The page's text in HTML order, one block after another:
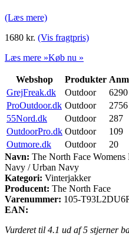
(Læs mere)
1680 kr. (Vis fragtpris)
Læs mere »Køb nu »
Webshop Produkter
GrejFreak.dk
Outdoor 6290
ProOutdoor.dk Outdoor 2756
55Nord.dk
Outdoor 287
OutdoorPro.dk Outdoor 109
Outmore.dk
Outdoor 20
Navn: The North Face
Navy / Urban Navy
Kategori: Vinterjakker
Producent: The North Face
Varenummer: 105-
EAN:
Vurderet til 4.1 ud af 5 stjerner